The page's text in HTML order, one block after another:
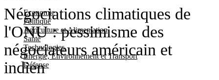
Economie
Politique
Agriculture et Alimentation
Santé
Technologies
Energie, Environnement et Transport
Défense
Négociations climatiques de
l'ONU : pessimisme des
négociateurs américain et
indien